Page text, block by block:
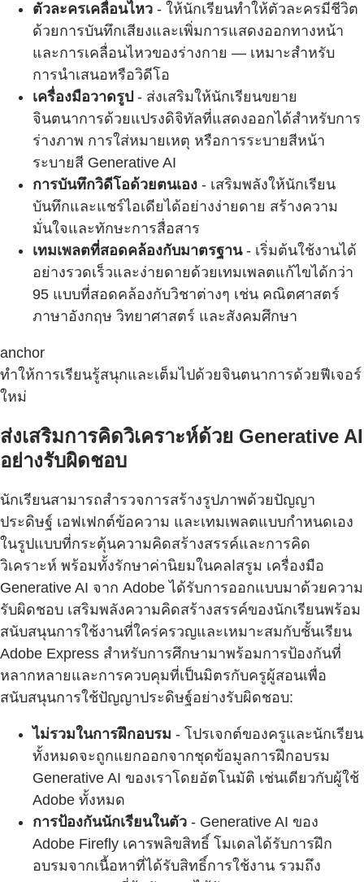
ตัวละครเคลื่อนไหว - ให้นักเรียนทำให้ตัวละครมีชีวิต
ด้วยการบันทึกเสียงและเพิ่มการแสดงออกทางหน้า
และการเคลื่อนไหวของร่างกาย — เหมาะสำหรับ
การนำเสนอหรือวิดีโอ
เครื่องมือวาดรูป - ส่งเสริมให้นักเรียนขยาย
จินตนาการด้วยแปรงดิจิทัลที่แสดงออกได้สำหรับการ
ร่างภาพ การใส่หมายเหตุ หรือการระบายสีหน้า
ระบายสี Generative AI
การบันทึกวิดีโอด้วยตนเอง - เสริมพลังให้นักเรียน
บันทึกและแชร์ไอเดียได้อย่างง่ายดาย สร้างความ
มั่นใจและทักษะการสื่อสาร
เทมเพลตที่สอดคล้องกับมาตรฐาน- เริ่มต้นใช้งานได้
อย่างรวดเร็วและง่ายดายด้วยเทมเพลตแก้ไขได้กว่า
95 แบบที่สอดคล้องกับวิชาต่างๆ เช่น คณิตศาสตร์
ภาษาอังกฤษ วิทยาศาสตร์ และสังคมศึกษา
anchor
ทำให้การเรียนรู้สนุกและเต็มไปด้วยจินตนาการด้วยฟีเจอร์
ใหม่
ส่งเสริมการคิดวิเคราะห์ด้วย Generative AI
อย่างรับผิดชอบ
นักเรียนสามารถสำรวจการสร้างรูปภาพด้วยปัญญา
ประดิษฐ์ เอฟเฟกต์ข้อความ และเทมเพลตแบบกำหนดเอง
ในรูปแบบที่กระตุ้นความคิดสร้างสรรค์และการคิด
วิเคราะห์ พร้อมทั้งรักษาค่านิยมในคลاสรูม เครื่องมือ
Generative AI จาก Adobe ได้รับการออกแบบมาด้วยความ
รับผิดชอบ เสริมพลังความคิดสร้างสรรค์ของนักเรียนพร้อม
สนับสนุนการใช้งานที่ใคร่ครวญและเหมาะสมกับชั้นเรียน
Adobe Express สำหรับการศึกษามาพร้อมการป้องกันที่
หลากหลายและการควบคุมที่เป็นมิตรกับครูผู้สอนเพื่อ
สนับสนุนการใช้ปัญญาประดิษฐ์อย่างรับผิดชอบ:
ไม่รวมในการฝึกอบรม - โปรเจกต์ของครูและนักเรียน
ทั้งหมดจะถูกแยกออกจากชุดข้อมูลการฝึกอบรม
Generative AI ของเราโดยอัตโนมัติ เช่นเดียวกับผู้ใช้
Adobe ทั้งหมด
การป้องกันนักเรียนในตัว - Generative AI ของ
Adobe Firefly เคารพลิขสิทธิ์ โมเดลได้รับการฝึก
อบรมจากเนื้อหาที่ได้รับสิทธิ์การใช้งาน รวมถึง